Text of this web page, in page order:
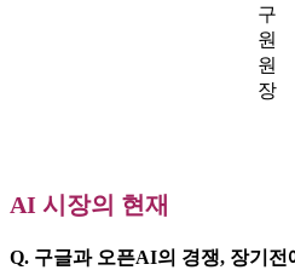
구
원
원
장
AI 시장의 현재
Q. 구글과 오픈AI의 경쟁, 장기